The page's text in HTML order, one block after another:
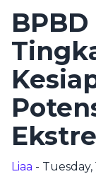
Liaa - Tuesday,